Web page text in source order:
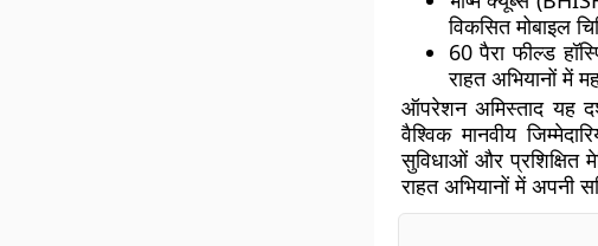
विकसित मोबाइल
60 पैरा फील्ड
राहत अभियानों में
ऑपरेशन अमिस्ताद यह
वैश्विक मानवीय
सुविधाओं और प्रशिक्षित
राहत अभियानों में अपनी